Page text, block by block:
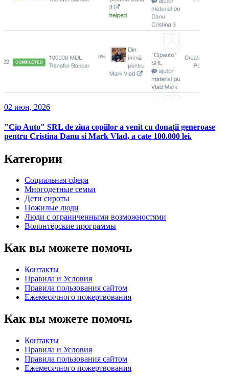
02 июн, 2026
"Cip Auto" SRL de ziua copiilor a venit cu donații generoase
pentru Cristina Danu si Mark Vlad, a cate 100.000 lei.
Категории
Социальная сфера
Многодетные семьи
Дети сироты
Пожилые люди
Люди с ограниченными возможностями
Волонтёрские программы
Как вы можете помочь
Контакты
Правила и Условия
Правила пользования сайтом
Eжемесячного пожертвования
Как вы можете помочь
Контакты
Правила и Условия
Правила пользования сайтом
Eжемесячного пожертвования